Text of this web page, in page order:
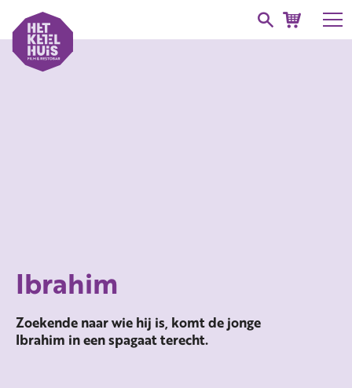
Ibrahim
Zoekende naar wie hij is, komt de jonge
Ibrahim in een spagaat terecht.